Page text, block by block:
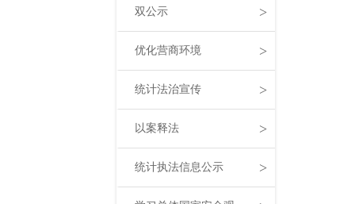
双公示 >
优化营商环境 >
统计法治宣传 >
以案释法 >
统计执法信息公示 >